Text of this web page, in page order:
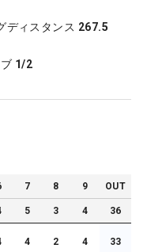
ディスタンス 267.5
1/2
7 8 9 OUT
5 3 4 36
4 2 4 33